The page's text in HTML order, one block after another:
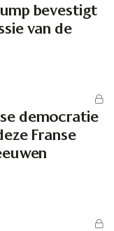
bevestigt
van de
democratie
Franse